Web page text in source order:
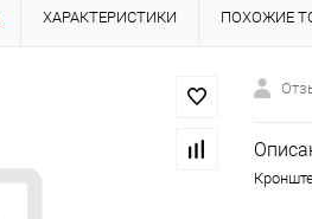
ХАРАКТЕРИСТИКИ ПОХОЖИЕ